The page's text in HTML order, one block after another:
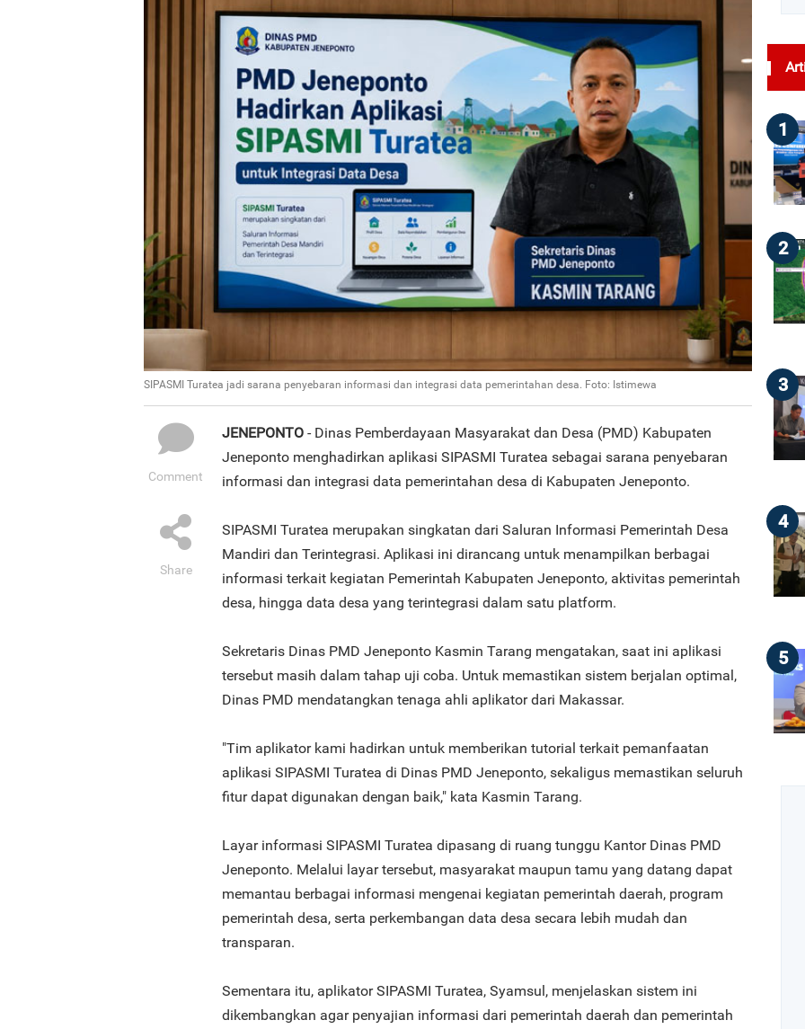
SIPASMI Turatea jadi sarana penyebaran informasi dan integrasi data pemerintahan desa. Foto: Istimewa
Comment
Share
JENEPONTO - Dinas Pemberdayaan Masyarakat dan Desa (PMD) Kabupaten
Jeneponto menghadirkan aplikasi SIPASMI Turatea sebagai sarana penyebaran
informasi dan integrasi data pemerintahan desa di Kabupaten Jeneponto.
SIPASMI Turatea merupakan singkatan dari Saluran Informasi Pemerintah Desa
Mandiri dan Terintegrasi. Aplikasi ini dirancang untuk menampilkan berbagai
informasi terkait kegiatan Pemerintah Kabupaten Jeneponto, aktivitas pemerintah
desa, hingga data desa yang terintegrasi dalam satu platform.
Sekretaris Dinas PMD Jeneponto Kasmin Tarang mengatakan, saat ini aplikasi
tersebut masih dalam tahap uji coba. Untuk memastikan sistem berjalan optimal,
Dinas PMD mendatangkan tenaga ahli aplikator dari Makassar.
"Tim aplikator kami hadirkan untuk memberikan tutorial terkait pemanfaatan
aplikasi SIPASMI Turatea di Dinas PMD Jeneponto, sekaligus memastikan seluruh
fitur dapat digunakan dengan baik," kata Kasmin Tarang.
Layar informasi SIPASMI Turatea dipasang di ruang tunggu Kantor Dinas PMD
Jeneponto. Melalui layar tersebut, masyarakat maupun tamu yang datang dapat
memantau berbagai informasi mengenai kegiatan pemerintah daerah, program
pemerintah desa, serta perkembangan data desa secara lebih mudah dan
transparan.
Sementara itu, aplikator SIPASMI Turatea, Syamsul, menjelaskan sistem ini
dikembangkan agar penyajian informasi dari pemerintah daerah dan pemerintah
1
2
3
4
5